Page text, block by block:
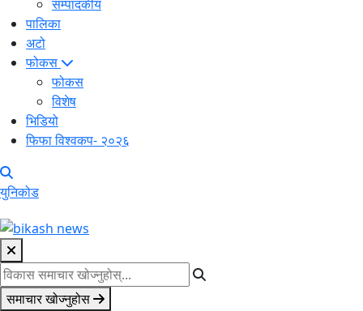
सम्पादकीय
पालिका
अटो
फोकस
फोकस
विशेष
भिडियो
फिफा विश्वकप- २०२६
युनिकोड
समाचार खोज्नुहोस